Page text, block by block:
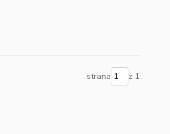
strana z 1